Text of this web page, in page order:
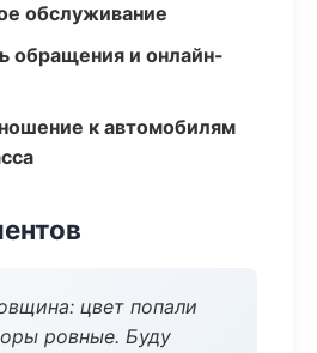
обслуживание
обращения и онлайн-
к автомобилям
цвет попали
ровные. Буду